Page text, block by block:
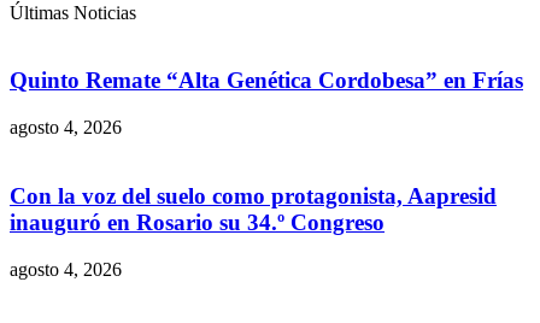
Últimas Noticias
Quinto Remate “Alta Genética Cordobesa” en Frías
agosto 4, 2026
Con la voz del suelo como protagonista, Aapresid
inauguró en Rosario su 34.º Congreso
agosto 4, 2026